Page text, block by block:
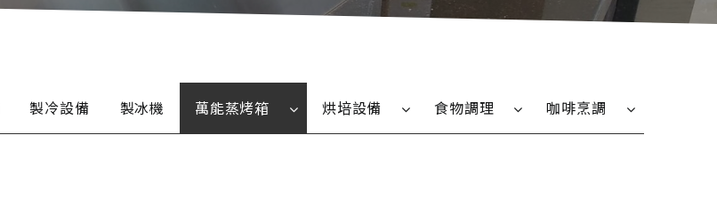
製冷設備 製冰機 萬能蒸烤箱 烘培設備 食物調理 咖啡烹調